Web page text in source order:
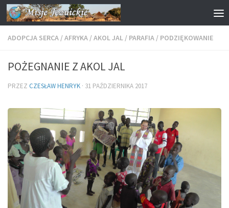
Przejdź do treści
ADOPCJA SERCA /AFRYKA /AKOL JAL / PARAFIA / PODZIĘKOWANIE
POŻEGNANIE Z AKOL JAL
PRZEZ CZESŁAW HENRYK · 31 PAŹDZIERNIKA 2017